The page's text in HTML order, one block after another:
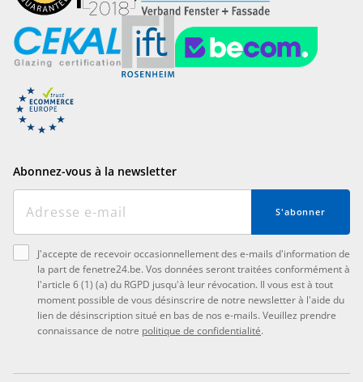
Abonnez-vous à la newsletter
S'abonner
J'accepte de recevoir occasionnellement des e-mails d'information de
la part de fenetre24.be. Vos données seront traitées conformément à
l'article 6 (1) (a) du RGPD jusqu'à leur révocation. Il vous est à tout
moment possible de vous désinscrire de notre newsletter à l'aide du
lien de désinscription situé en bas de nos e-mails. Veuillez prendre
connaissance de notre politique de confidentialité.